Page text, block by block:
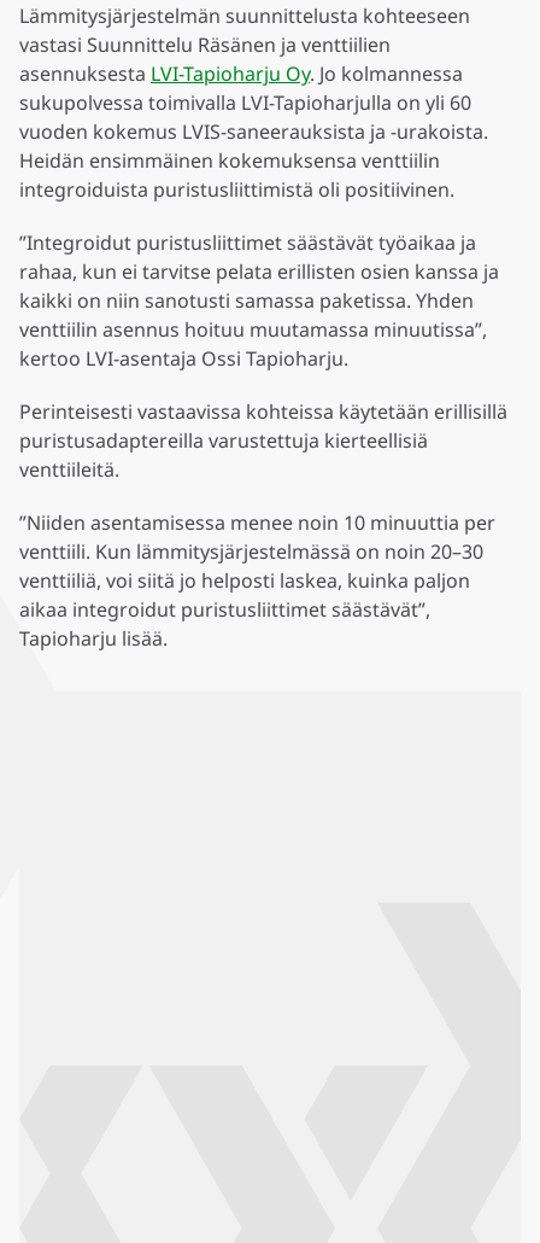
Lämmitysjärjestelmän suunnittelusta kohteeseen
vastasi Suunnittelu Räsänen ja venttiilien
asennuksesta LVI-Tapioharju Oy. Jo kolmannessa
sukupolvessa toimivalla LVI-Tapioharjulla on yli 60
vuoden kokemus LVIS-saneerauksista ja -urakoista.
Heidän ensimmäinen kokemuksensa venttiilin
integroiduista puristusliittimistä oli positiivinen.
”Integroidut puristusliittimet säästävät työaikaa ja
rahaa, kun ei tarvitse pelata erillisten osien kanssa ja
kaikki on niin sanotusti samassa paketissa. Yhden
venttiilin asennus hoituu muutamassa minuutissa”,
kertoo LVI-asentaja Ossi Tapioharju.
Perinteisesti vastaavissa kohteissa käytetään erillisillä
puristusadaptereilla varustettuja kierteellisiä
venttiileitä.
”Niiden asentamisessa menee noin 10 minuuttia per
venttiili. Kun lämmitysjärjestelmässä on noin 20–30
venttiiliä, voi siitä jo helposti laskea, kuinka paljon
aikaa integroidut puristusliittimet säästävät”,
Tapioharju lisää.